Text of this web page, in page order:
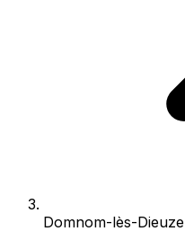
Domnom-lès-Dieuze